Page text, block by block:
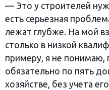
— Это у строителей
есть серьезная
лежат глубже. На мой
столько в низкой
примеру, я не понимаю,
обязательно по пять
хозяйстве, без учета